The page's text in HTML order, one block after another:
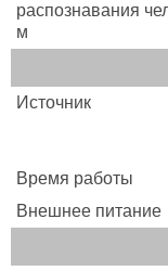
распознавания
м
Источник
Время работы
Внешнее питание